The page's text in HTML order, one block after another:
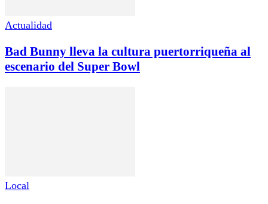
Actualidad
Bad Bunny lleva la cultura puertorriqueña al
escenario del Super Bowl
Local